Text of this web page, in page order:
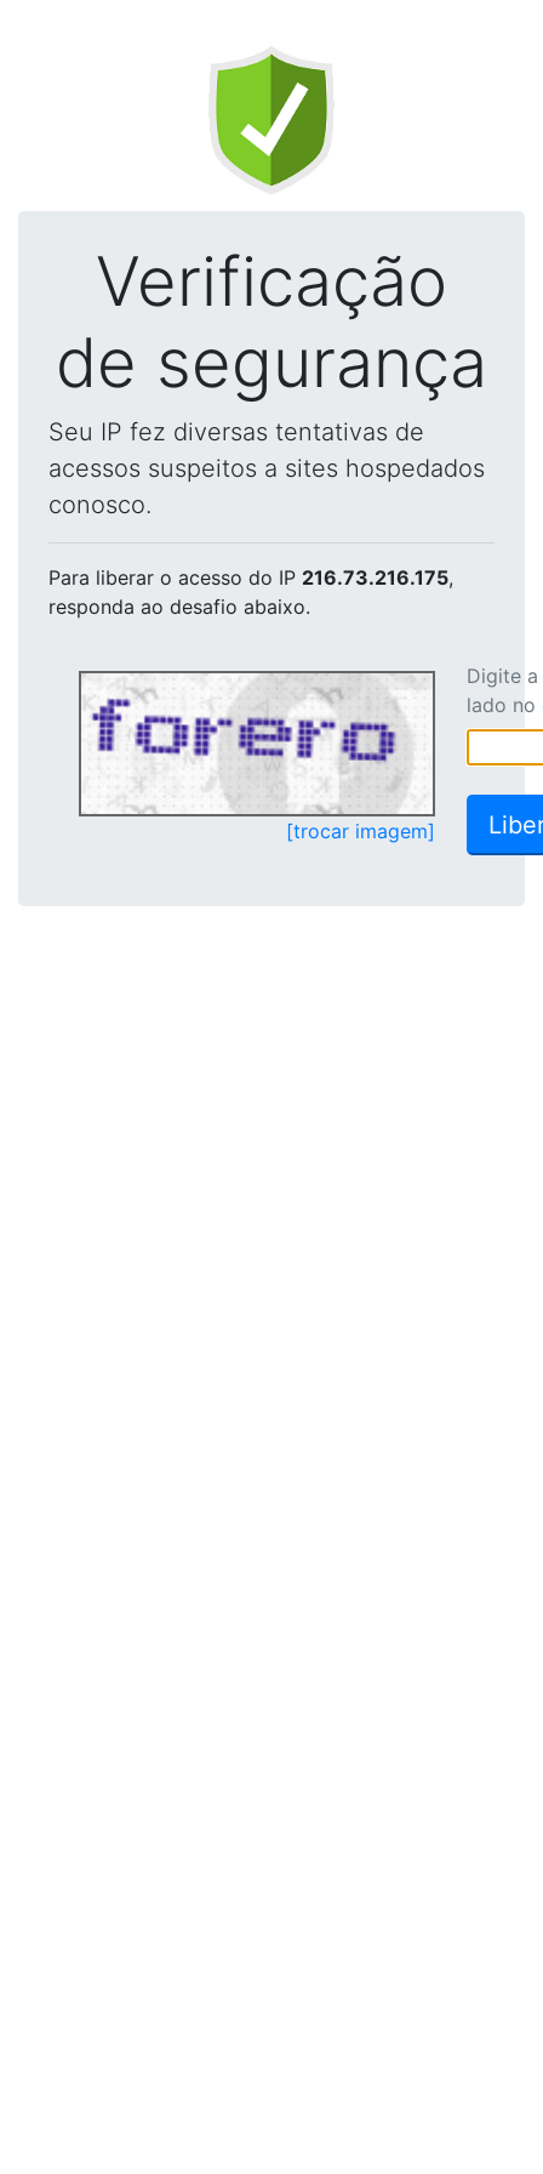
Verificação
de segurança
Seu IP fez diversas tentativas de
acessos suspeitos a sites hospedados
conosco.
Para liberar o acesso do IP 216.73.216.175,
responda ao desafio abaixo.
[trocar imagem]
Digite
lado no